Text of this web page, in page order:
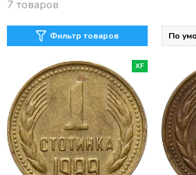
Фильтр товаров
XF